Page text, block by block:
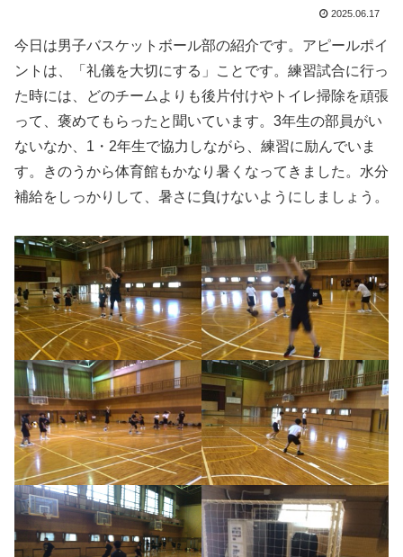
2025.06.17
今日は男子バスケットボール部の紹介です。アピールポイ
ントは、「礼儀を大切にする」ことです。練習試合に行っ
た時には、どのチームよりも後片付けやトイレ掃除を頑張
って、褒めてもらったと聞いています。3年生の部員がい
ないなか、1・2年生で協力しながら、練習に励んでいま
す。きのうから体育館もかなり暑くなってきました。水分
補給をしっかりして、暑さに負けないようにしましょう。